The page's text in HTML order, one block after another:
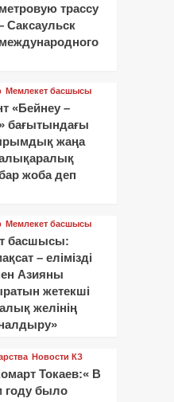
трассу
Саксаульск
Мемлекет басшысы
«Бейнеу –
бағытындағы
жаңа
жоба деп
Мемлекет басшысы
басшысы:
– елімізді
Азияны
жетекші
желінің
Новости КЗ
Токаев:« В
году было